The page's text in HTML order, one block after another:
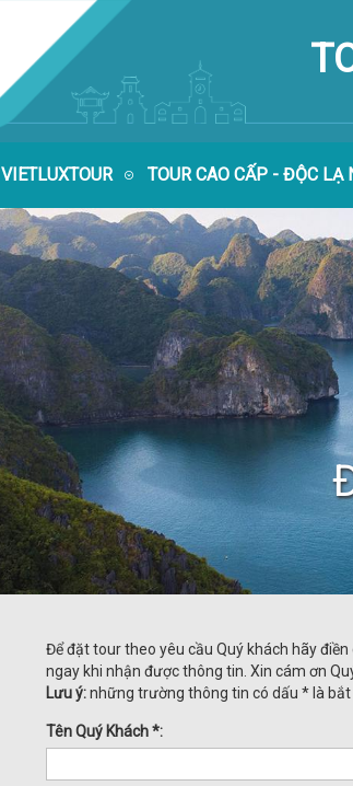
VIETLUXTOUR TOUR CAO CẤP - ĐỘC LẠ
Để đặt tour theo yêu cầu Quý khách hãy
ngay khi nhận được thông tin. Xin cám ơn
Lưu ý:những trường thông tin có dấu * là bắt
Tên Quý Khách *: